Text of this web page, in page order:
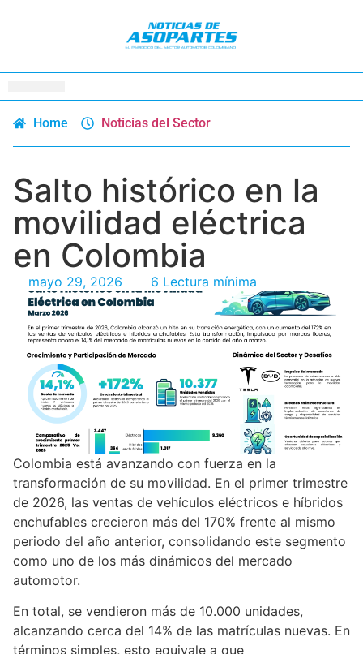
Home Noticias del Sector
Salto histórico en la
movilidad eléctrica
en Colombia
mayo 29, 2026 6 Lectura mínima
Colombia está avanzando con fuerza en la
transformación de su movilidad. En el primer trimestre
de 2026, las ventas de vehículos eléctricos e híbridos
enchufables crecieron más del 170% frente al mismo
periodo del año anterior, consolidando este segmento
como uno de los más dinámicos del mercado
automotor.
En total, se vendieron más de 10.000 unidades,
alcanzando cerca del 14% de las matrículas nuevas. En
términos simples, esto equivale a que